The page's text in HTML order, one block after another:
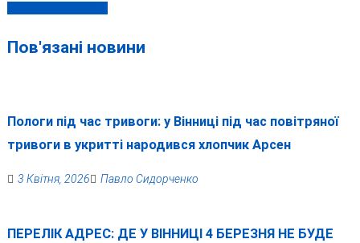
Пов'язані новини
Пологи під час тривоги: у Вінниці під час повітряної
тривоги в укритті народився хлопчик Арсен
3 Квітня, 2026 Павло Сидорченко
ПЕРЕЛІК АДРЕС: ДЕ У ВІННИЦІ 4 БЕРЕЗНЯ НЕ БУДЕ